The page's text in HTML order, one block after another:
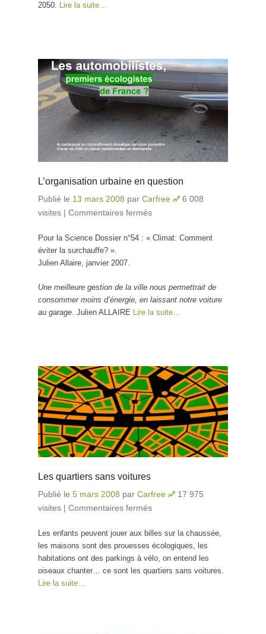
2050. Lire la suite…
L’organisation urbaine en question
Publié le 13 mars 2008 par Carfree
6 008
visites | Commentaires fermés
Pour la Science Dossier n°54 : « Climat: Comment
éviter la surchauffe? ».
Julien Allaire, janvier 2007.
Une meilleure gestion de la ville nous permettrait de
consommer moins d’énergie, en laissant notre voiture
au garage. Julien ALLAIRE Lire la suite…
Les quartiers sans voitures
Publié le 5 mars 2008 par Carfree
17 975
visites | Commentaires fermés
Les enfants peuvent jouer aux billes sur la chaussée,
les maisons sont des prouesses écologiques, les
habitations ont des parkings à vélo, on entend les
oiseaux chanter… ce sont les quartiers sans voitures.
Lire la suite…